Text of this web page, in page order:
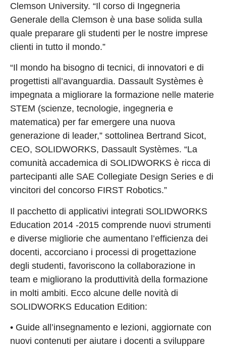
Clemson University. “Il corso di Ingegneria
Generale della Clemson è una base solida sulla
quale preparare gli studenti per le nostre imprese
clienti in tutto il mondo.”
“Il mondo ha bisogno di tecnici, di innovatori e di
progettisti all’avanguardia. Dassault Systèmes è
impegnata a migliorare la formazione nelle materie
STEM (scienze, tecnologie, ingegneria e
matematica) per far emergere una nuova
generazione di leader,” sottolinea Bertrand Sicot,
CEO, SOLIDWORKS, Dassault Systèmes. “La
comunità accademica di SOLIDWORKS è ricca di
partecipanti alle SAE Collegiate Design Series e di
vincitori del concorso FIRST Robotics.”
Il pacchetto di applicativi integrati SOLIDWORKS
Education 2014 -2015 comprende nuovi strumenti
e diverse migliorie che aumentano l’efficienza dei
docenti, accorciano i processi di progettazione
degli studenti, favoriscono la collaborazione in
team e migliorano la produttività della formazione
in molti ambiti. Ecco alcune delle novità di
SOLIDWORKS Education Edition:
• Guide all’insegnamento e lezioni, aggiornate con
nuovi contenuti per aiutare i docenti a sviluppare